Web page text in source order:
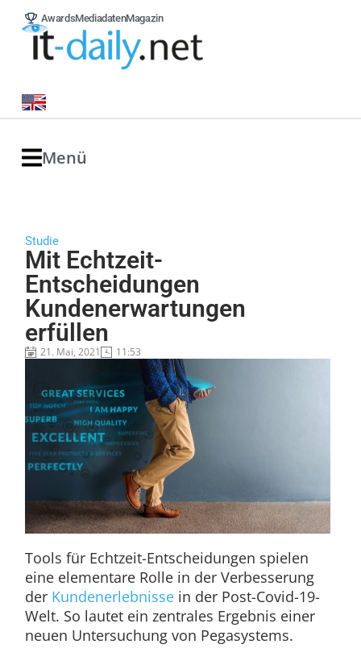
AwardsMediadatenMagazin
Menü
Studie
Mit Echtzeit-
Entscheidungen
Kundenerwartungen
erfüllen
21. Mai, 2021 11:53
Tools für Echtzeit-Entscheidungen spielen
eine elementare Rolle in der Verbesserung
der Kundenerlebnissein der Post-Covid-19-
Welt. So lautet ein zentrales Ergebnis einer
neuen Untersuchung von Pegasystems.